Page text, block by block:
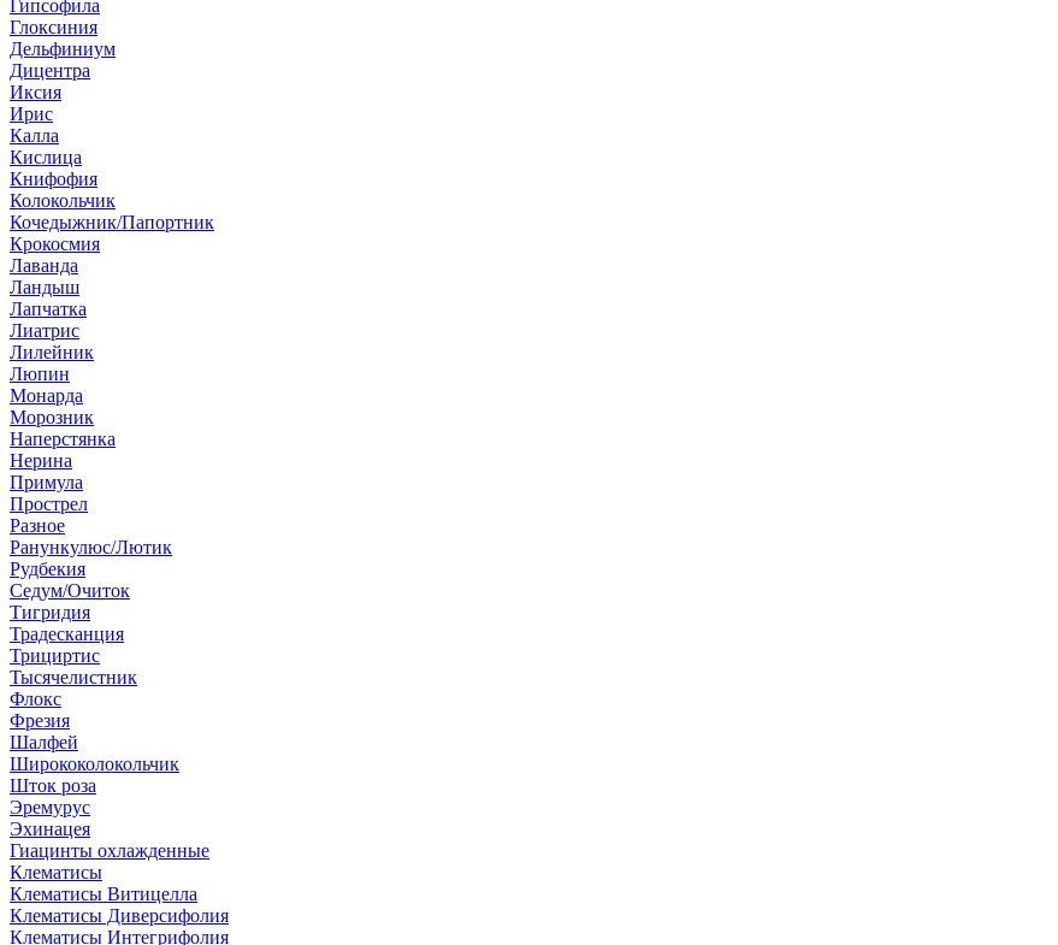
Гипсофила
Глоксиния
Дельфиниум
Дицентра
Иксия
Ирис
Калла
Кислица
Книфофия
Колокольчик
Кочедыжник/Папортник
Крокосмия
Лаванда
Ландыш
Лапчатка
Лиатрис
Лилейник
Люпин
Монарда
Морозник
Наперстянка
Нерина
Примула
Прострел
Разное
Ранункулюс/Лютик
Рудбекия
Седум/Очиток
Тигридия
Традесканция
Трициртис
Тысячелистник
Флокс
Фрезия
Шалфей
Ширококолокольчик
Шток роза
Эремурус
Эхинацея
Гиацинты охлажденные
Клематисы
Клематисы Витицелла
Клематисы Диверсифолия
Клематисы Интегрифолия